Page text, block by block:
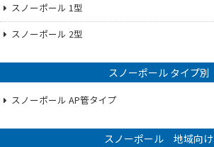
スノーポール 1型
スノーポール 2型
スノーポール タイプ別
スノーポール AP管タイプ
スノーポール 地域向け